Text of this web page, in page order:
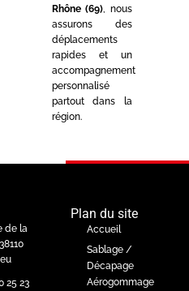
Rhône (69) , nous
assurons des
déplacements
rapides et un
accompagnement
personnalisé
partout dans la
région.
de la
25 23
Plan du site
Accueil
Sablage /
Décapage
Aérogommage